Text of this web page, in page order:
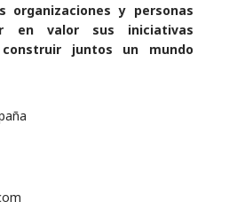
organizaciones y personas
en valor sus iniciativas
juntos un mundo